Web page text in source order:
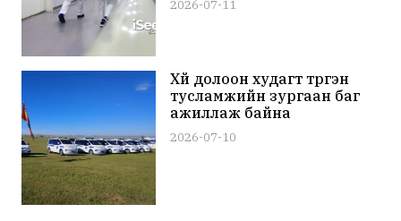
2026-07-11
Хүй долоон худагт түргэн
тусламжийн зургаан баг
ажиллаж байна
2026-07-10